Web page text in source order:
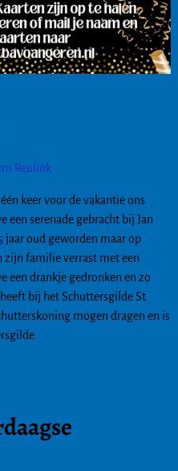
Reulink
keer voor de vakantie ons
een serenade gebracht bij Jan
jaar oud geworden maar op
zijn familie verrast met een
een drankje gedronken en zo
bij het Schuttersgilde St.
mogen dragen en is